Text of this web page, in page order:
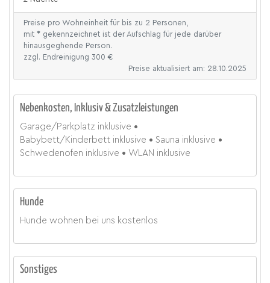
Preise pro Wohneinheit für bis zu 2 Personen,
mit* gekennzeichnet ist der Aufschlag für jede darüber
hinausgeghende Person.
zzgl. Endreinigung 300 €
Preise aktualisiert am: 28.10.2025
Nebenkosten, Inklusiv & Zusatzleistungen
Garage/Parkplatz inklusive
Babybett/Kinderbett inklusive Sauna inklusive
Schwedenofen inklusive WLAN inklusive
Hunde
Hunde wohnen bei uns kostenlos
Sonstiges